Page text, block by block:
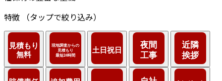
特徴
（タップで絞り込み）